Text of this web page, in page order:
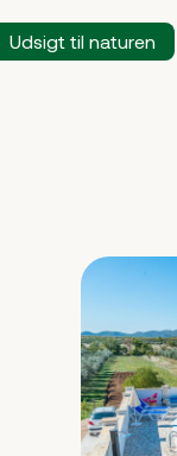
Udsigt til naturen